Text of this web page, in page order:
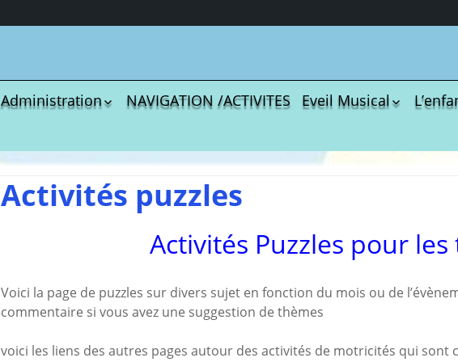
Administration
S.M.I.C et Cotisations
Convention
calendrier des
Vaccination
Cartes de visites
NAVIGATION /ACTIVITES
Eveil Musical
Comptines à gestes
adultes
La
Les
Activités puzzles
Activités Puzzles pour
Voici la page de puzzles sur divers sujet en fonction du mois ou de
commentaire si vous avez une suggestion de thèmes
voici les liens des autres pages autour des activités de motricités qui sont